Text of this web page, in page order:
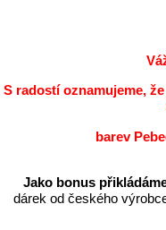
S radostí oznamujeme,
barev
Jako bonus
dárek od českého